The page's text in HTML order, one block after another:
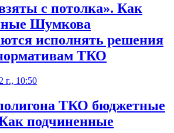
с потолка». Как
Шумкова
исполнять решения
ТКО
г., 10:50
ТКО бюджетные
подчиненные